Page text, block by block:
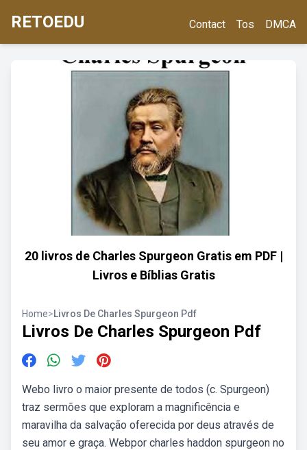
RETOEDU Contact Tos DMCA
20 livros de Charles Spurgeon Gratis em PDF |
Livros e Bíblias Gratis
Home>Livros De Charles Spurgeon Pdf
Livros De Charles Spurgeon Pdf
Webo livro o maior presente de todos (c. Spurgeon)
traz sermões que exploram a magnificência e
maravilha da salvação oferecida por deus através de
seu amor e graça. Webpor charles haddon spurgeon no